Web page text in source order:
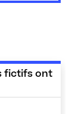
fictifs ont